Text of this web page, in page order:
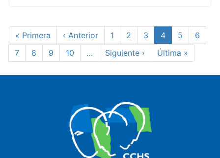
Paginación
Primera
página
« Primera
Página
anterior
‹ Anterior Page
1 Page
2 Page
3
Página
actual
4 Page
5 Page
6
Page
7 Page
8 Page
9 Page
10 …
Siguiente
página
Siguiente ›
Última
página
Última »